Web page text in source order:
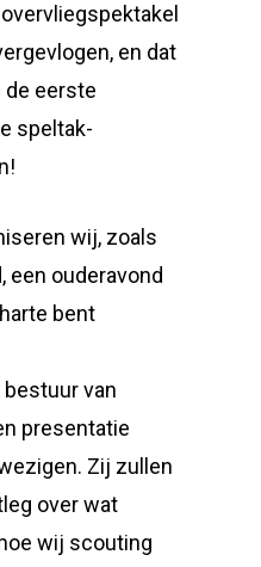
en dat
de eerste
speltak-
wij, zoals
een ouderavond
bent
bestuur van
presentatie
Zij zullen
over wat
wij scouting